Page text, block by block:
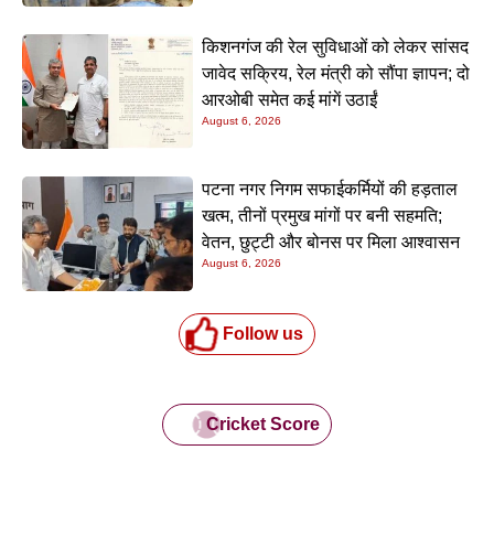
किशनगंज की रेल सुविधाओं को लेकर सांसद
जावेद सक्रिय, रेल मंत्री को सौंपा ज्ञापन; दो
आरओबी समेत कई मांगें उठाईं
August 6, 2026
पटना नगर निगम सफाईकर्मियों की हड़ताल
खत्म, तीनों प्रमुख मांगों पर बनी सहमति;
वेतन, छुट्टी और बोनस पर मिला आश्वासन
August 6, 2026
Follow us
Cricket Score